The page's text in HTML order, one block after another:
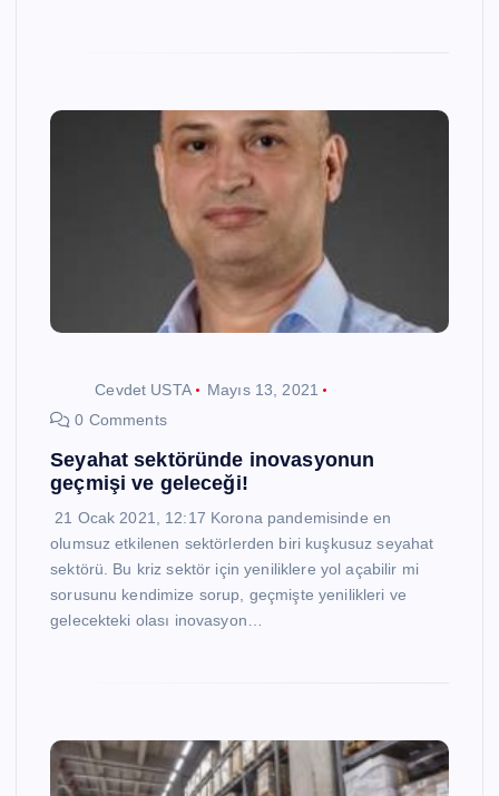
Cevdet USTA
Mayıs 13, 2021
0 Comments
Seyahat sektöründe inovasyonun
geçmişi ve geleceği!
21 Ocak 2021, 12:17 Korona pandemisinde en
olumsuz etkilenen sektörlerden biri kuşkusuz seyahat
sektörü. Bu kriz sektör için yeniliklere yol açabilir mi
sorusunu kendimize sorup, geçmişte yenilikleri ve
gelecekteki olası inovasyon…